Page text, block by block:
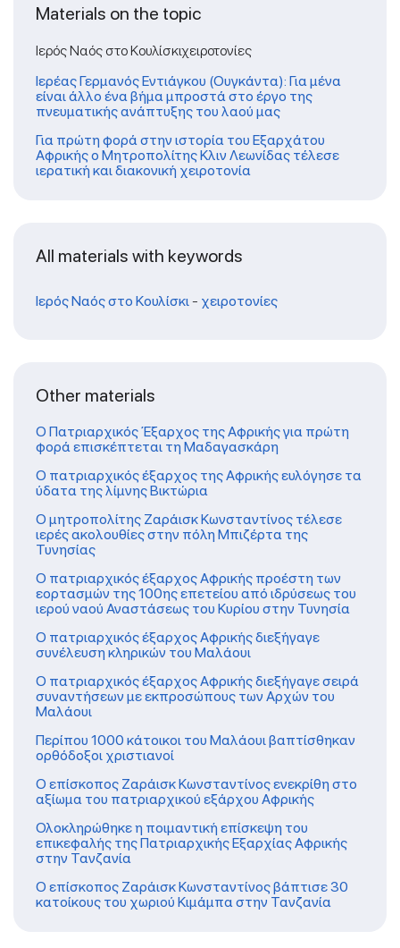
Materials on the topic
Ιερός Ναός στο Κουλίσκιχειροτονίες
Ιερέας Γερμανός Εντιάγκου (Ουγκάντα): Για μένα
είναι άλλο ένα βήμα μπροστά στο έργο της
πνευματικής ανάπτυξης του λαού μας
Για πρώτη φορά στην ιστορία του Εξαρχάτου
Αφρικής ο Μητροπολίτης Κλιν Λεωνίδας τέλεσε
ιερατική και διακονική χειροτονία
All materials with keywords
Ιερός Ναός στο Κουλίσκι- χειροτονίες
Other materials
Ο Πατριαρχικός Έξαρχος της Αφρικής για πρώτη
φορά επισκέπτεται τη Μαδαγασκάρη
Ο πατριαρχικός έξαρχος της Αφρικής ευλόγησε τα
ύδατα της λίμνης Βικτώρια
Ο μητροπολίτης Ζαράισκ Κωνσταντίνος τέλεσε
ιερές ακολουθίες στην πόλη Μπιζέρτα της
Τυνησίας
Ο πατριαρχικός έξαρχος Αφρικής προέστη των
εορτασμών της 100ης επετείου από ιδρύσεως του
ιερού ναού Αναστάσεως του Κυρίου στην Τυνησία
Ο πατριαρχικός έξαρχος Αφρικής διεξήγαγε
συνέλευση κληρικών του Μαλάουι
O πατριαρχικός έξαρχος Αφρικής διεξήγαγε σειρά
συναντήσεων με εκπροσώπους των Αρχών του
Μαλάουι
Περίπου 1000 κάτοικοι του Μαλάουι βαπτίσθηκαν
ορθόδοξοι χριστιανοί
Ο επίσκοπος Ζαράισκ Κωνσταντίνος ενεκρίθη στο
αξίωμα του πατριαρχικού εξάρχου Αφρικής
Ολοκληρώθηκε η ποιμαντική επίσκεψη του
επικεφαλής της Πατριαρχικής Εξαρχίας Αφρικής
στην Τανζανία
Ο επίσκοπος Ζαράισκ Κωνσταντίνος βάπτισε 30
κατοίκους του χωριού Κιμάμπα στην Τανζανία